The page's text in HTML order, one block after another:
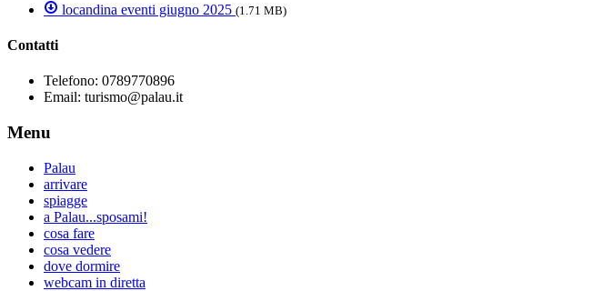
locandina eventi giugno 2025 (1.71 MB)
Contatti
Telefono: 0789770896
Email: turismo@palau.it
Menu
Palau
arrivare
spiagge
a Palau...sposami!
cosa fare
cosa vedere
dove dormire
webcam in diretta